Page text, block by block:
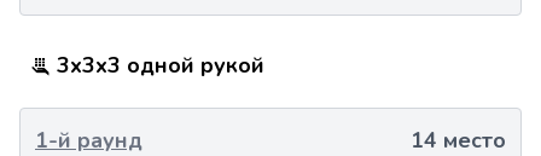
3x3x3 одной рукой
1-й раунд 14 место